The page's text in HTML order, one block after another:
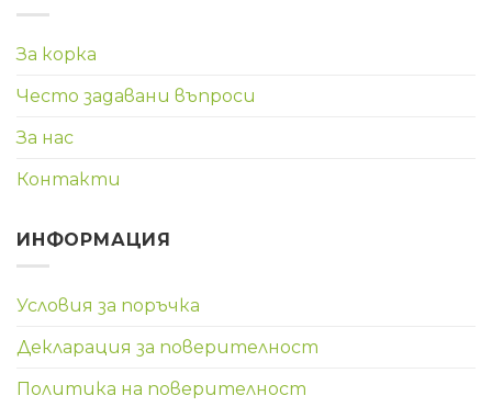
За корка
Често задавани въпроси
За нас
Контакти
ИНФОРМАЦИЯ
Условия за поръчка
Декларация за поверителност
Политика на поверителност